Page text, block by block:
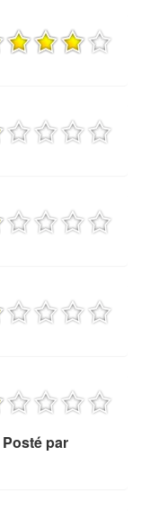
Posté par